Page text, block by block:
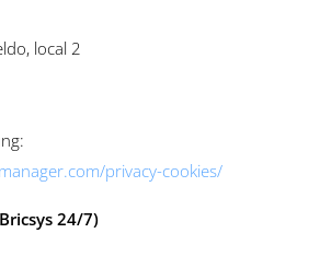
local 2
privacy-cookies/
24/7)